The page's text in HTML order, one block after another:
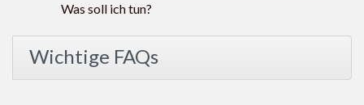
Was soll ich tun?
Wichtige FAQs